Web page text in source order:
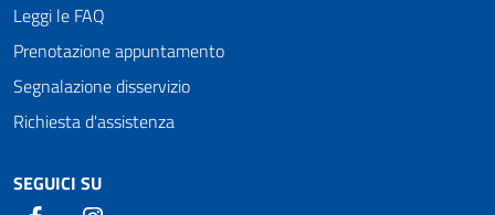
Leggi le FAQ
Prenotazione appuntamento
Segnalazione disservizio
Richiesta d'assistenza
SEGUICI SU